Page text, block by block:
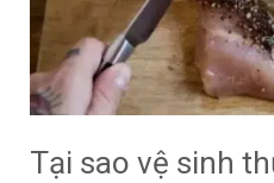
Tại sao vệ sinh
phẩm
lại
quan
trọng?